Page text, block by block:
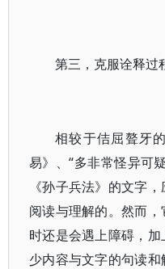
第三，克服诠释过
相较于佶屈聱牙
易》、“多非常怪异可
《孙子兵法》的文字
阅读与理解的。然而
时还是会遇上障碍，
少内容与文字的句读